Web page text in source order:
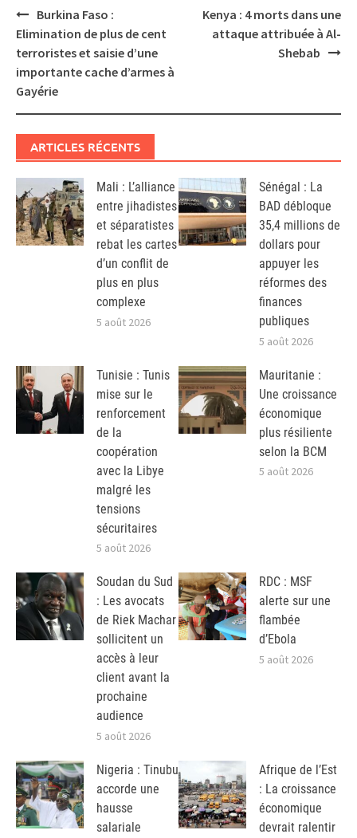
Post
navigation
Burkina Faso :
Elimination de plus de cent
terroristes et saisie d’une
importante cache d’armes à
Gayérie
Kenya : 4 morts dans une
attaque attribuée à Al-
Shebab
ARTICLES RÉCENTS
Mali : L’alliance
entre jihadistes
et séparatistes
rebat les cartes
d’un conflit de
plus en plus
complexe
5 août 2026
Sénégal : La
BAD débloque
35,4 millions de
dollars pour
appuyer les
réformes des
finances
publiques
5 août 2026
Tunisie : Tunis
mise sur le
renforcement
de la
coopération
avec la Libye
malgré les
tensions
sécuritaires
5 août 2026
Mauritanie :
Une croissance
économique
plus résiliente
selon la BCM
5 août 2026
Soudan du Sud
: Les avocats
de Riek Machar
sollicitent un
accès à leur
client avant la
prochaine
audience
5 août 2026
RDC : MSF
alerte sur une
flambée
d’Ebola
5 août 2026
Nigeria : Tinubu
accorde une
hausse
salariale
Afrique de l’Est
: La croissance
économique
devrait ralentir